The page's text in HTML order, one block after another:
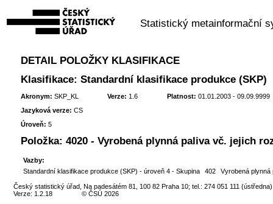
Statistický metainformační
DETAIL POLOŽKY KLASIFIKACE
Klasifikace: Standardní klasifikace produkce (SKP)
Akronym: SKP_KL Verze: 1.6 Platnost: 01.01.2003 - 09.09.9999
Jazyková verze: CS
Úroveň: 5
Položka: 4020 - Vyrobená plynná paliva vč. jejich
Vazby:
Standardní klasifikace produkce (SKP) - úroveň 4 - Skupina
402 Vyrobená
Český statistický úřad, Na padesátém 81, 100 82 Praha 10; tel.: 274 051 111 (ústředna)
Verze: 1.2.18
© ČSÚ 2026